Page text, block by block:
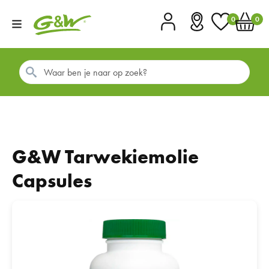
0 0
G&W Tarwekiemolie
Capsules